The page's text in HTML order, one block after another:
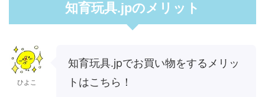
知育玩具.jpのメリット
ひよこ
知育玩具.jpでお買い物をするメリッ
トはこちら！